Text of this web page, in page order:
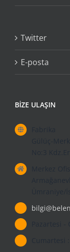
Twitter
E-posta
BIZE ULAŞIN